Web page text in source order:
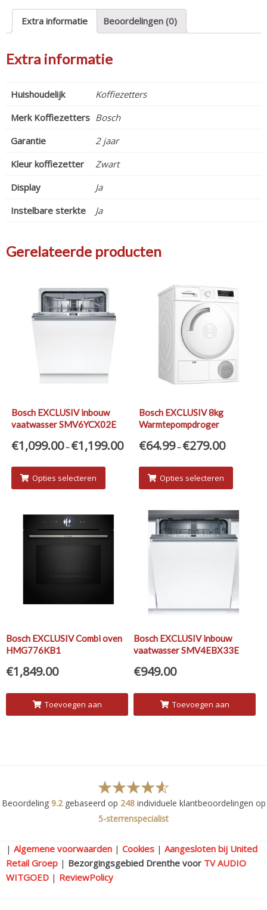
Extra informatie Beoordelingen (0)
Extra informatie
Huishoudelijk
Koffiezetters
Merk Koffiezetters Bosch
Garantie
2 jaar
Kleur koffiezetter
Zwart
Display
Ja
Instelbare sterkte
Ja
Gerelateerde producten
Bosch EXCLUSIV inbouw
vaatwasser SMV6YCX02E
€1,099.00–€1,199.00
Opties selecteren
Bosch EXCLUSIV 8kg
Warmtepompdroger
€64.99–€279.00
Opties selecteren
Bosch EXCLUSIV Combi oven
HMG776KB1
€1,849.00
Toevoegen aan
Bosch EXCLUSIV inbouw
vaatwasser SMV4EBX33E
€949.00
Toevoegen aan
Beoordeling 9.2gebaseerd op 248individuele klantbeoordelingen op
5-sterrenspecialist
| Algemene voorwaarden | Cookies | Aangesloten bij United
Retail Groep | Bezorgingsgebied Drenthe voor TV AUDIO
WITGOED | ReviewPolicy